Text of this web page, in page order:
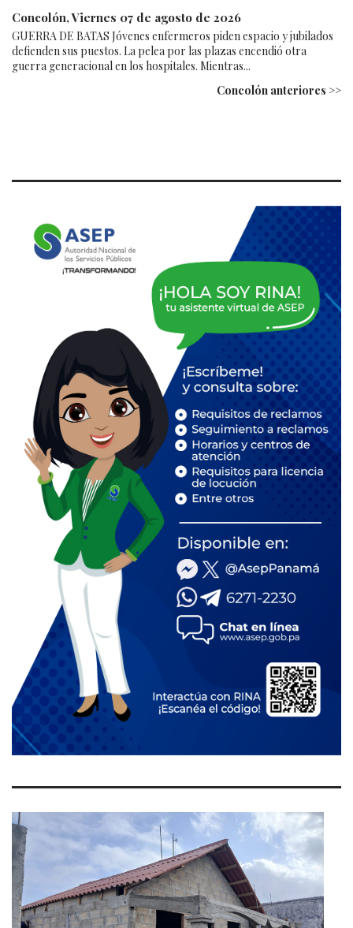
Concolón, Viernes 07 de agosto de 2026
GUERRA DE BATAS Jóvenes enfermeros piden espacio y jubilados
defienden sus puestos. La pelea por las plazas encendió otra
guerra generacional en los hospitales. Mientras...
Concolón anteriores >>